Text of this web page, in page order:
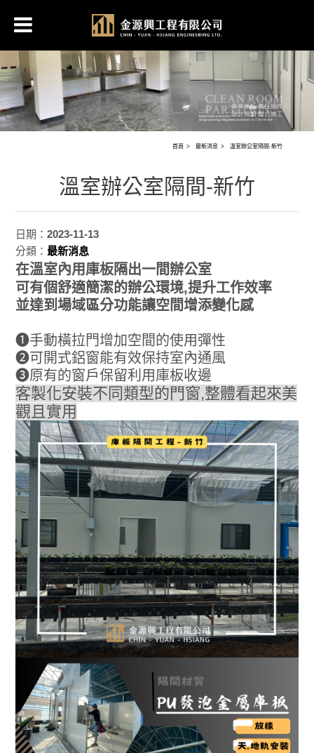
首頁 最新消息 溫室辦公室隔間-新竹
溫室辦公室隔間-新竹
日期：2023-11-13
分類：最新消息
在溫室內用庫板隔出一間辦公室
可有個舒適簡潔的辦公環境,提升工作效率
並達到場域區分功能讓空間增添變化感
❶手動橫拉門增加空間的使用彈性
❷可開式鋁窗能有效保持室內通風
❸原有的窗戶保留利用庫板收邊
客製化安裝不同類型的門窗,整體看起來美
觀且實用